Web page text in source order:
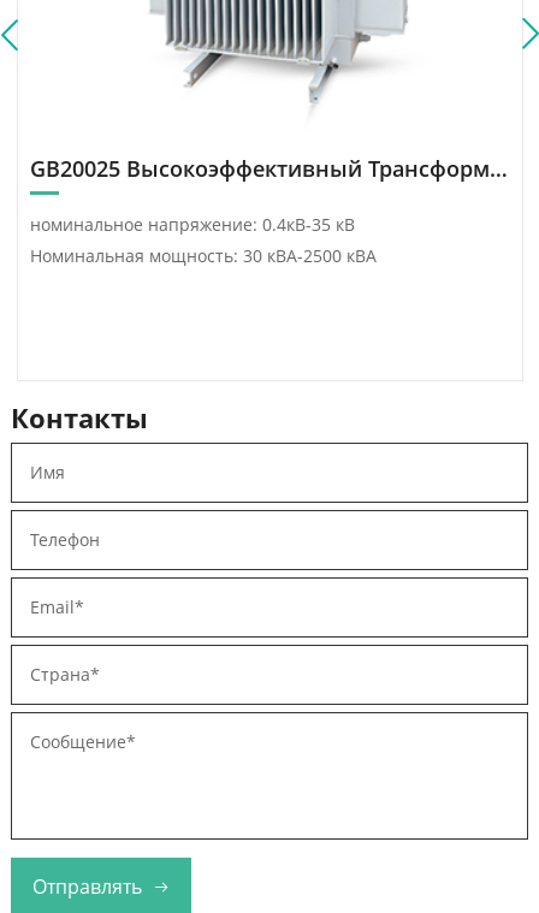
GB20025 Высокоэффективный Трансформер
номинальное напряжение: 0.4кВ-35 кВ
Номинальная мощность: 30 кВА-2500 кВА
Контакты
Отправлять